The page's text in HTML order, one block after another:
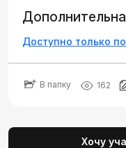
Доступно только
В папку 162
Хочу